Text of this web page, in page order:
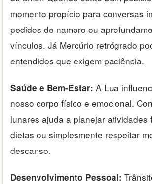
momento propício para conversas
pedidos de namoro ou
vínculos. Já Mercúrio retrógrado
entendidos que exigem paciência.
Saúde e Bem-Estar: A Lua
nosso corpo físico e emocional.
lunares ajuda a planejar atividades
dietas ou simplesmente respeitar
descanso.
Desenvolvimento Pessoal: